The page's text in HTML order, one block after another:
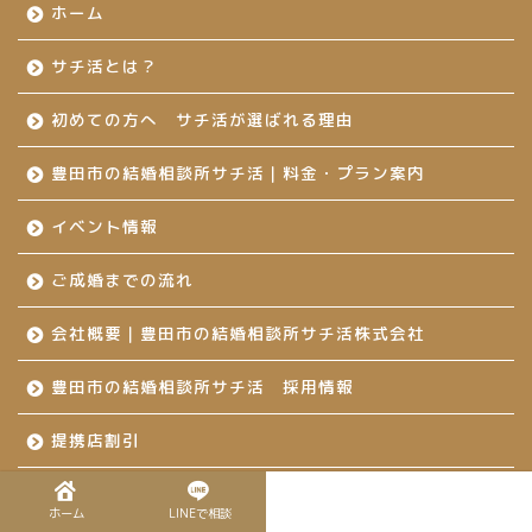
ホーム
サチ活とは？
初めての方へ サチ活が選ばれる理由
豊田市の結婚相談所サチ活｜料金・プラン案内
イベント情報
ご成婚までの流れ
会社概要｜豊田市の結婚相談所サチ活株式会社
豊田市の結婚相談所サチ活 採用情報
提携店割引
企業担当者様へ
ホーム LINEで相談